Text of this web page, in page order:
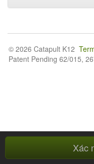
Xác
© 2026 Catapult K12
Patent Pending 62/015,